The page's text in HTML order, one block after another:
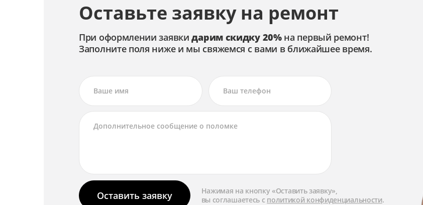
Оставьте заявку на ремонт
При оформлении заявкидарим скидку 20%на первый ремонт!
Заполните поля ниже и мы свяжемся с вами в ближайшее время.
Оставить заявку
Нажимая на кнопку «Оставить заявку»,
вы соглашаетесь с политикой конфиденциальности.